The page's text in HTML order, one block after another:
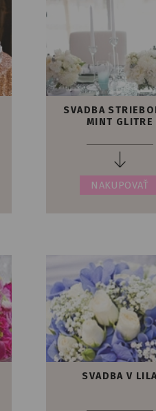
SVADBA
MINT GLITRE
NAKUPOVAŤ
SVADBA V